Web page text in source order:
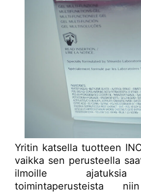
Yritin katsella tuotteen
vaikka sen perusteella
ilmoille
toimintaperusteista